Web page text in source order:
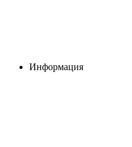
Информация